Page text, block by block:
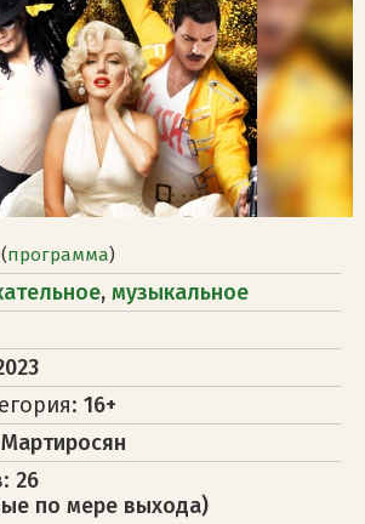
(программа)
, музыкальное
16+
Мартиросян
26
по мере выхода)